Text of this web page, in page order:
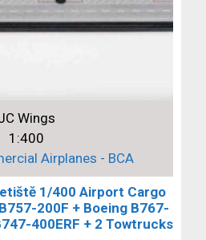
Wings
1:400
Airplanes - BCA
1/400 Airport Cargo
200F + Boeing B767-
400ERF + 2 Towtrucks